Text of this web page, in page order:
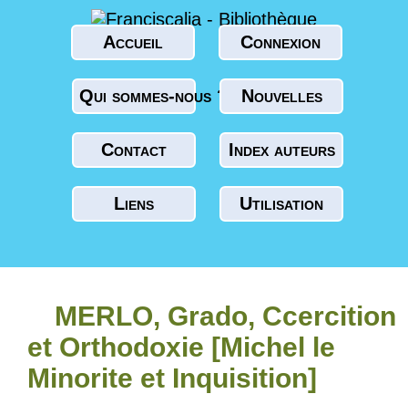
Accueil Connexion
Qui sommes-nous ? Nouvelles
Contact Index auteurs
Liens Utilisation
MERLO, Grado, Ccercition
et Orthodoxie [Michel le
Minorite et Inquisition]